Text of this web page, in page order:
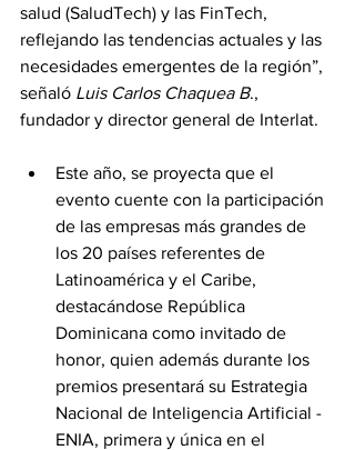
salud (SaludTech) y las FinTech,
reflejando las tendencias actuales y las
necesidades emergentes de la región”,
señaló Luis Carlos Chaquea B.,
fundador y director general de Interlat.
Este año, se proyecta que el
evento cuente con la participación
de las empresas más grandes de
los 20 países referentes de
Latinoamérica y el Caribe,
destacándose República
Dominicana como invitado de
honor, quien además durante los
premios presentará su Estrategia
Nacional de Inteligencia Artificial -
ENIA, primera y única en el